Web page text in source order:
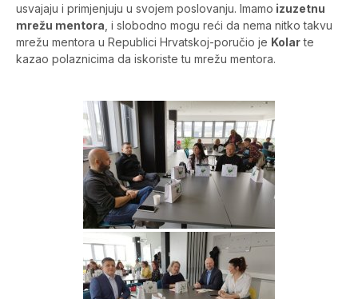
usvajaju i primjenjuju u svojem poslovanju. Imamo izuzetnu
mrežu mentora , i slobodno mogu reći da nema nitko takvu
mrežu mentora u Republici Hrvatskoj-poručio je Kolarte
kazao polaznicima da iskoriste tu mrežu mentora.